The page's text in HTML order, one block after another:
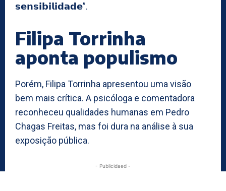
𝘀𝗲𝗻𝘀𝗶𝗯𝗶𝗹𝗶𝗱𝗮𝗱𝗲”.
Filipa Torrinha
aponta populismo
Porém, Filipa Torrinha apresentou uma visão
bem mais crítica. A psicóloga e comentadora
reconheceu qualidades humanas em Pedro
Chagas Freitas, mas foi dura na análise à sua
exposição pública.
- Publicidaed -